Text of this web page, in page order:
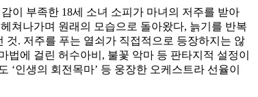
이 부족한 18세 소녀 소피가 마녀의 저주를 받아
쳐나가며 원래의 모습으로 돌아왔다, 늙기를 반복
것. 저주를 푸는 열쇠가 직접적으로 등장하지는 않
에 걸린 허수아비, 불꽃 악마 등 판타지적 설정이
인생의 회전목마’ 등 웅장한 오케스트라 선율이